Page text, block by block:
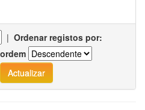
| Ordenar registos por: